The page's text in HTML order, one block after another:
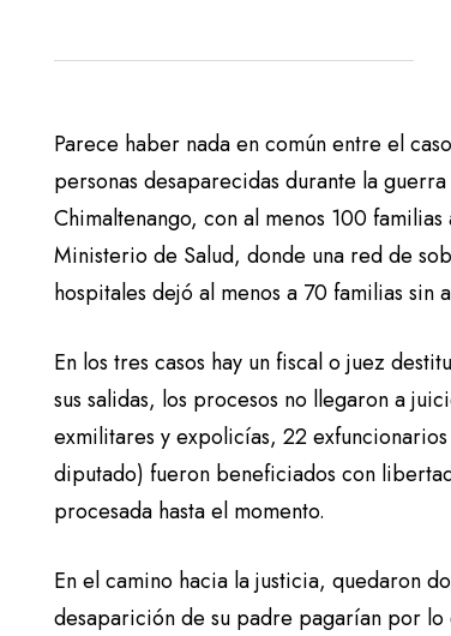
Parece haber nada en común entre el
personas desaparecidas durante la
Chimaltenango, con al menos 100
Ministerio de Salud, donde una red de
hospitales dejó al menos a 70 familias sin
En los tres casos hay un fiscal o juez
sus salidas, los procesos no llegaron a
exmilitares y expolicías, 22
diputado) fueron beneficiados con
procesada hasta el momento.
En el camino hacia la justicia, quedaron
desaparición de su padre pagarían por